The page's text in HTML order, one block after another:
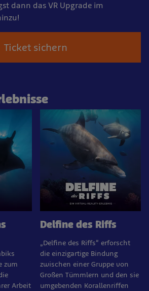
dann das VR Upgrade im
Ticket sichern
zum
Arbeit
Delfine des Riffs
„Delfine des Riffs“ erforscht
die einzigartige Bindung
zwischen einer Gruppe von
Großen Tümmlern und den sie
umgebenden Korallenriffen